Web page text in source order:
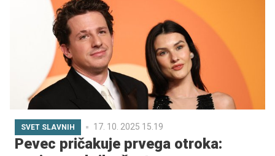
odsotnosti.
SVET SLAVNIH 17. 10. 2025 15.19
Pevec pričakuje prvega otroka: